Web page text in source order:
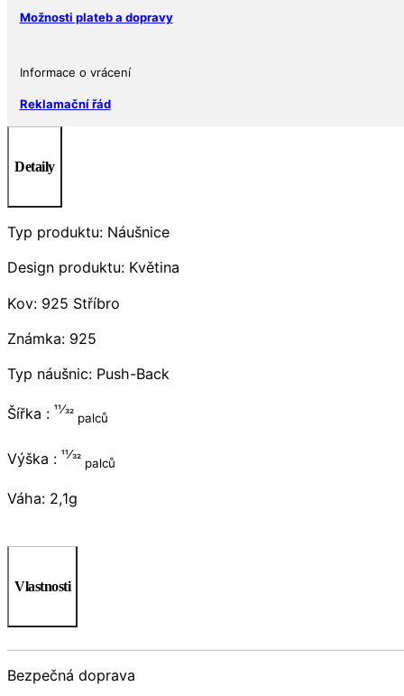
Možnosti plateb a dopravy
Informace o vrácení
Reklamační řád
Detaily
Typ produktu: Náušnice
Design produktu: Květina
Kov: 925 Stříbro
Známka: 925
Typ náušnic: Push-Back
Šířka : 11⁄32
palců
Výška : 11⁄32
palců
Váha: 2,1g
Vlastnosti
Bezpečná doprava